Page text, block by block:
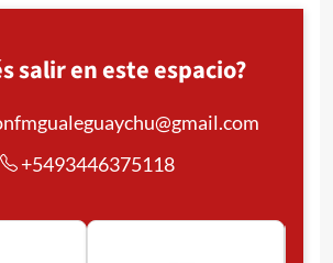
salir en este espacio?
+5493446375118